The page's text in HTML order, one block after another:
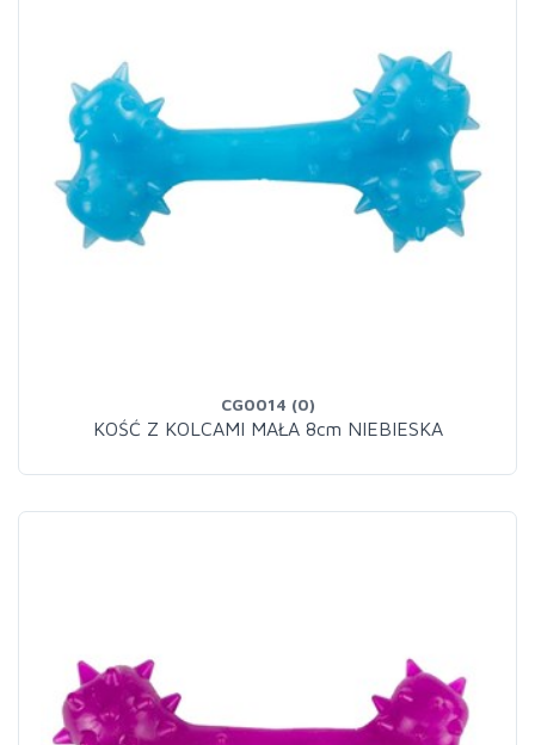
CG0014 (0)
KOŚĆ Z KOLCAMI MAŁA 8cm NIEBIESKA